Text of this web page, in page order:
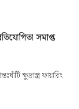
সমাপ্ত
ক্ষুদ্রাস্ত্র ফায়ারিং